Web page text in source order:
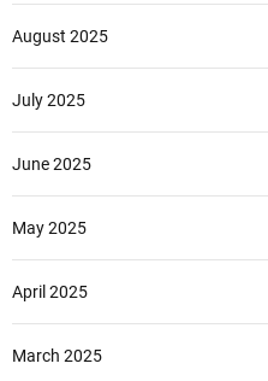
August 2025
July 2025
June 2025
May 2025
April 2025
March 2025